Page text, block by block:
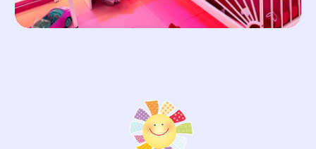
— дисциплина, уверенность
и командная поддержка